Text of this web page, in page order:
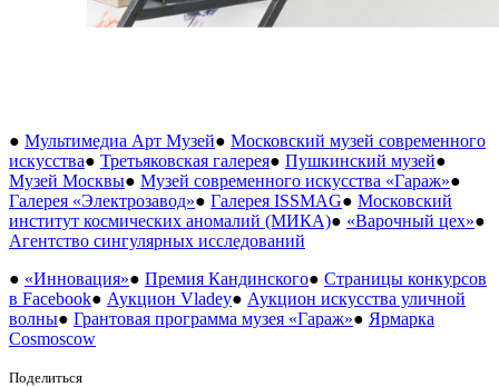
● Мультимедиа Арт Музей● Московский музей современного
искусства● Третьяковская галерея● Пушкинский музей●
Музей Москвы● Музей современного искусства «Гараж»●
Галерея «Электрозавод»● Галерея ISSMAG● Московский
институт космических аномалий (МИКА)● «Варочный цех»●
Агентство сингулярных исследований
● «Инновация»● Премия Кандинского● Страницы конкурсов
в Facebook● Аукцион Vladey● Аукцион искусства уличной
волны● Грантовая программа музея «Гараж»● Ярмарка
Cosmoscow
Поделиться